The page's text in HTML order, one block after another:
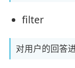
filter
对用户的回答